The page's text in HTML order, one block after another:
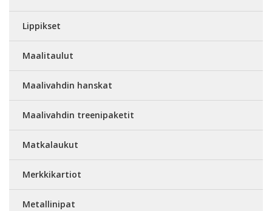
Lippikset
Maalitaulut
Maalivahdin hanskat
Maalivahdin treenipaketit
Matkalaukut
Merkkikartiot
Metallinipat